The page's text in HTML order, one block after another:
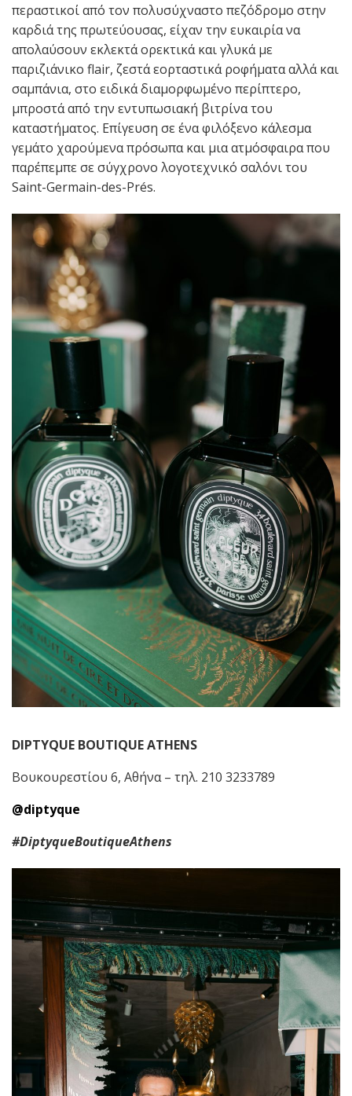
περαστικοί από τον πολυσύχναστο πεζόδρομο στην
καρδιά της πρωτεύουσας, είχαν την ευκαιρία να
απολαύσουν εκλεκτά ορεκτικά και γλυκά με
παριζιάνικο flair, ζεστά εορταστικά ροφήματα αλλά και
σαμπάνια, στο ειδικά διαμορφωμένο περίπτερο,
μπροστά από την εντυπωσιακή βιτρίνα του
καταστήματος. Επίγευση σε ένα φιλόξενο κάλεσμα
γεμάτο χαρούμενα πρόσωπα και μια ατμόσφαιρα που
παρέπεμπε σε σύγχρονο λογοτεχνικό σαλόνι του
Saint-Germain-des-Prés.
DIPTYQUE BOUTIQUEATHENS
Βουκουρεστίου 6, Αθήνα – τηλ. 210 3233789
@diptyque
#DiptyqueBoutiqueAthens